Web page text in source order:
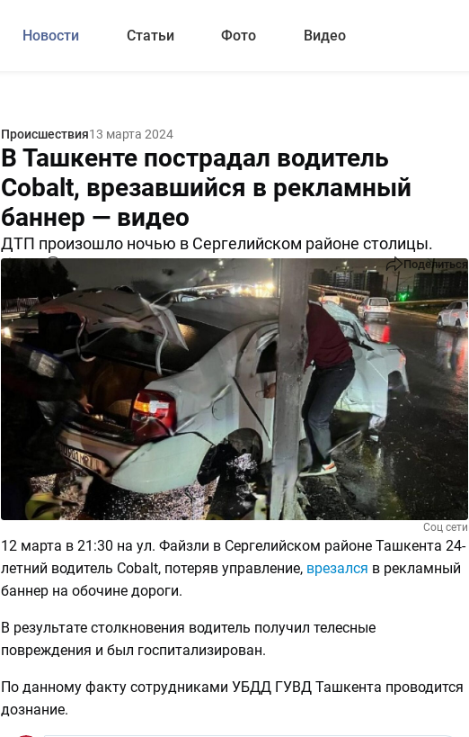
Новости Статьи Фото Видео
Происшествия13 марта 2024
В Ташкенте пострадал водитель
Cobalt, врезавшийся в рекламный
баннер — видео
ДТП произошло ночью в Сергелийском районе столицы.
1973 0 Поделиться
Соц сети
12 марта в 21:30 на ул. Файзли в Сергелийском районе Ташкента 24-
летний водитель Cobalt, потеряв управление, врезался в рекламный
баннер на обочине дороги.
В результате столкновения водитель получил телесные
повреждения и был госпитализирован.
По данному факту сотрудниками УБДД ГУВД Ташкента проводится
дознание.